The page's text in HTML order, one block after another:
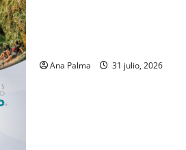
Ana Palma 31 julio, 2026